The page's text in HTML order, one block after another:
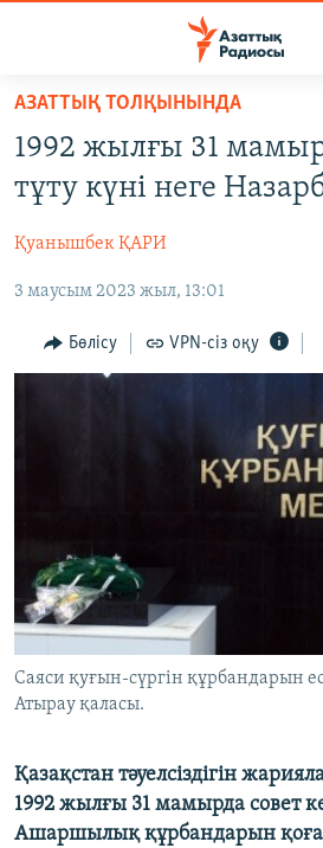
Skip
main
content
Skip
to
Navigation
AZATTYQTV
ҚАҢТАР ОҚИҒАСЫ
АДАМ ҚҰҚЫҚТАРЫ
ӘЛЕУМЕТ
ЖАЗЫЛЫҢЫЗ
Басқа тілдерде
АЗАТТЫҚ ТОЛҚЫНЫНДА
1992 жылғы 31
тұту күні неге
Қуанышбек ҚАРИ
3 маусым 2023 жыл, 13:01
Бөлісу VPN-сіз оқу
Саяси қуғын-сүргін құрбандарын
Атырау қаласы.
Қазақстан тәуелсіздігін
1992 жылғы 31 мамырда совет
Ашаршылық құрбандарын